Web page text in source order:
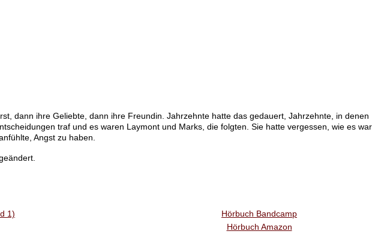
dann ihre Geliebte, dann ihre Freundin. Jahrzehnte hatte das gedauert, Jahrzehnte, in denen
traf und es waren Laymont und Marks, die folgten. Sie hatte vergessen, wie es war
Angst zu haben.
1) Hörbuch Bandcamp
Hörbuch Amazon